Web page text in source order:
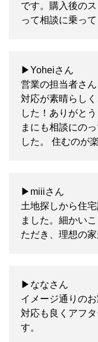
です。購入後の
って相談に乗っ
▶Yoheiさん
営業の担当者さ
対応が素晴らし
した！ありがと
まにも相談にの
した。 住むのが
▶miiiさん
土地探しから住
ました。細かい
ただき、理想の家
▶ななさん
イメージ通りの
対応も良くアフ
す。